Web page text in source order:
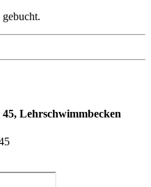
Lehrschwimmbecken